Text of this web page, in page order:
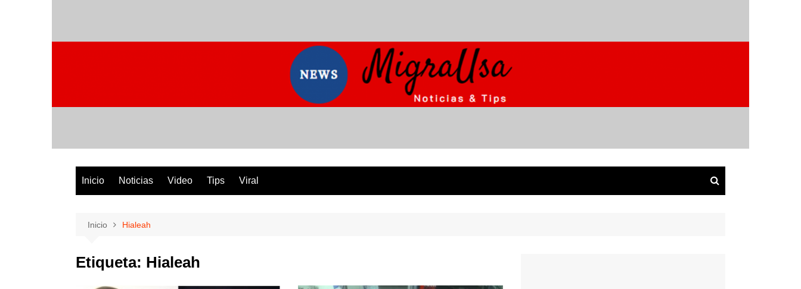
Inicio Noticias Video Tips Viral
Inicio Hialeah
Etiqueta: Hialeah